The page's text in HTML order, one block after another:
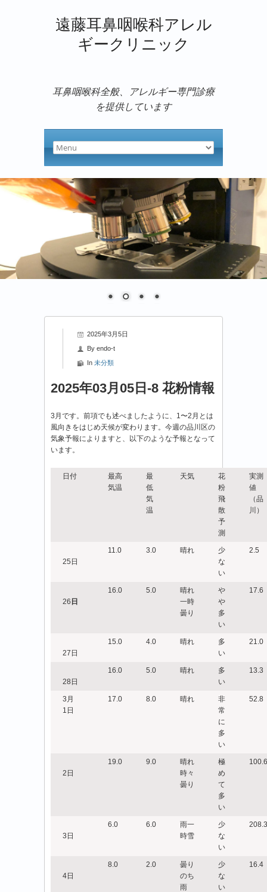
遠藤耳鼻咽喉科アレル
ギークリニック
耳鼻咽喉科全般、アレルギー専門診療
を提供しています
2025年3月5日
By endo-t
In 未分類
2025年03月05日-8 花粉情報
3月です。前項でも述べましたように、1〜2月とは
風向きをはじめ天候が変わります。今週の品川区の
気象予報によりますと、以下のような予報となって
います。
日付
最高
気温
最
低
気
温
天気
花
粉
飛
散
予
測
実測
値
（品
川）
25日
11.0 3.0 晴れ
少
な
い
2.5
26 日
16.0 5.0
晴れ
一時
曇り
や
や
多
い
17.6
27日
15.0 4.0 晴れ
多
い
21.0
28日
16.0 5.0 晴れ
多
い
13.3
3月
1日
17.0 8.0 晴れ
非
常
に
多
い
52.8
2日
19.0 9.0
晴れ
時々
曇り
極
め
て
多
い
100.6
3日
6.0 6.0
雨一
時雪
少
な
い
208.3
4日
8.0 2.0
曇り
のち
雨
少
な
い
16.4